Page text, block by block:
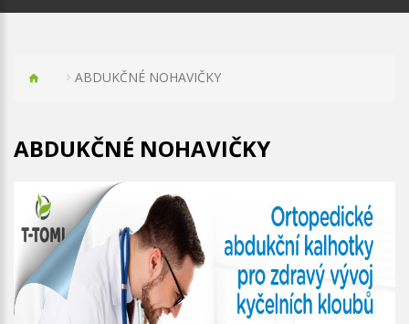
ABDUKČNÉ NOHAVIČKY
ABDUKČNÉ NOHAVIČKY